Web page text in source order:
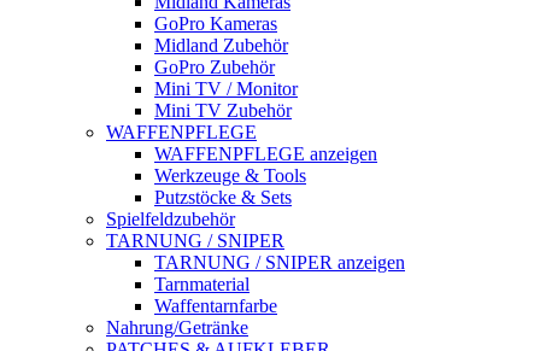
GoPro Kameras
Midland Zubehör
GoPro Zubehör
Mini TV / Monitor
Mini TV Zubehör
WAFFENPFLEGE
WAFFENPFLEGE anzeigen
Werkzeuge & Tools
Putzstöcke & Sets
Spielfeldzubehör
TARNUNG / SNIPER
TARNUNG / SNIPER anzeigen
Tarnmaterial
Waffentarnfarbe
Nahrung/Getränke